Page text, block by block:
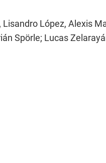
López, Alexis
Spörle; Lucas